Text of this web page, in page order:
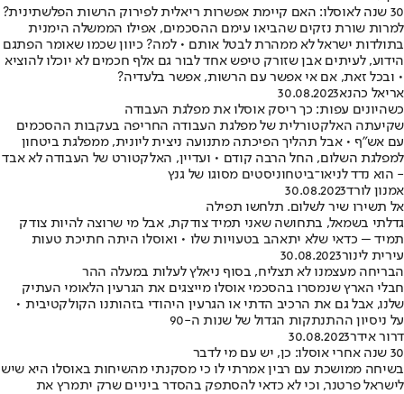
30 שנה לאוסלו: האם קיימת אפשרות ריאלית לפירוק הרשות הפלשתינית?
למרות שורת נזקים שהביאו עימם ההסכמים, אפילו הממשלה הימנית
בתולדות ישראל לא ממהרת לבטל אותם • למה? כיוון שכמו שאומר הפתגם
הידוע, לעיתים אבן שזורק טיפש אחד לבור גם אלף חכמים לא יוכלו להוציא
• ובכל זאת, אם אי אפשר עם הרשות, אפשר בלעדיה?
אריאל כהנא30.08.2023
כשהיונים עפות: כך ריסק אוסלו את מפלגת העבודה
שקיעתה האלקטורלית של מפלגת העבודה החריפה בעקבות ההסכמים
עם אש"ף • אבל תהליך הפיכתה מתנועה ניצית ליונית, ממפלגת ביטחון
למפלגת השלום, החל הרבה קודם • ועדיין, האלקטורט של העבודה לא אבד
- הוא נדד לניאו־ביטחוניסטים מסוגו של גנץ
אמנון לורד30.08.2023
אל תשירו שיר לשלום. תלחשו תפילה
גדלתי בשמאל, בתחושה שאני תמיד צודקת, אבל מי שרוצה להיות צודק
תמיד – כדאי שלא יתאהב בטעויות שלו • ואוסלו היתה חתיכת טעות
עירית לינור30.08.2023
הבריחה מעצמנו לא תצליח, בסוף ניאלץ לעלות במעלה ההר
חבלי הארץ שנמסרו בהסכמי אוסלו מייצגים את הגרעין הלאומי העתיק
שלנו, אבל גם את הרכיב הדתי או הגרעין היהודי בזהותנו הקולקטיבית •
על ניסיון ההתנתקות הגדול של שנות ה-90
דרור אידר30.08.2023
30 שנה אחרי אוסלו: כן, יש עם מי לדבר
בשיחה ממושכת עם רבין אמרתי לו כי מסקנתי מהשיחות באוסלו היא שיש
לישראל פרטנר, וכי לא כדאי להסתפק בהסדר ביניים שרק יתמרץ את